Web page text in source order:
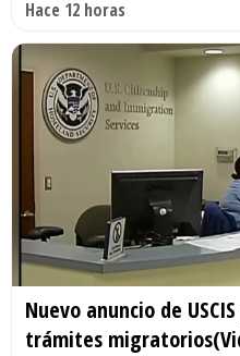
Hace 12 horas
Nuevo anuncio de
trámites